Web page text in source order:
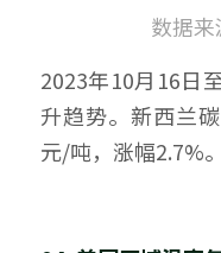
数据
2023年10月16日
升趋势。新西兰
元/吨，涨幅2.7%。